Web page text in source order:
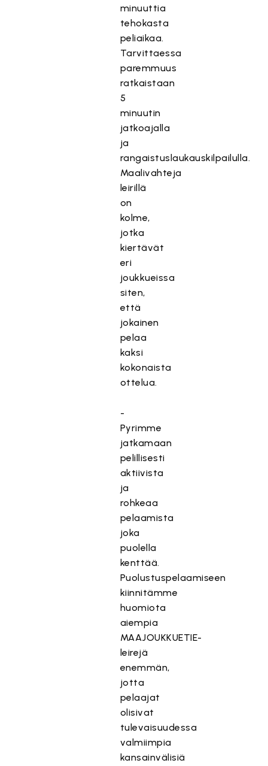
minuuttia
tehokasta
peliaikaa.
Tarvittaessa
paremmuus
ratkaistaan
5
minuutin
jatkoajalla
ja
rangaistuslaukauskilpailulla.
Maalivahteja
leirillä
on
kolme,
jotka
kiertävät
eri
joukkueissa
siten,
että
jokainen
pelaa
kaksi
kokonaista
ottelua.
-
Pyrimme
jatkamaan
pelillisesti
aktiivista
ja
rohkeaa
pelaamista
joka
puolella
kenttää.
Puolustuspelaamiseen
kiinnitämme
huomiota
aiempia
MAAJOUKKUETIE-
leirejä
enemmän,
jotta
pelaajat
olisivat
tulevaisuudessa
valmiimpia
kansainvälisiä